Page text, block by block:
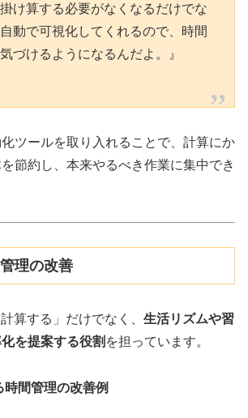
掛け算する必要がなくなるだけでな
動で可視化してくれるので、時間
づけるようになるんだよ。』
ツールを取り入れることで、計算にか
節約し、本来やるべき作業に集中でき
理の改善
算する」だけでなく、 生活リズムや習
を提案する役割 を担っています。
間管理の改善例